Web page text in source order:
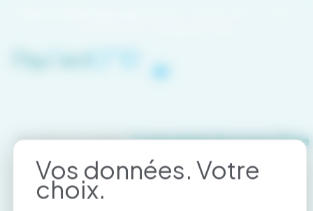
Accueil>Actualité>Communiqué de presse | Prise
Communiqué de presse